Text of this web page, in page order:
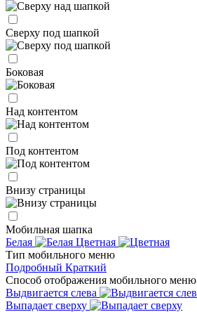
Сверху под шапкой
Боковая
Над контентом
Под контентом
Внизу страницы
Мобильная шапка
Белая
Цветная
Тип мобильного меню
Подробный Краткий
Способ отображения мобильного меню
Выдвигается слева
Выпадает сверху